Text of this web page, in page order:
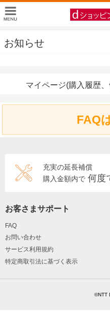
お知らせ
マイページ(購入履歴
FAQ
充実の延長補償
購入金額内で 何度
お客さまサポート
FAQ
お問い合わせ
サービス利用規約
特定商取引法に基づく表示
©NTT